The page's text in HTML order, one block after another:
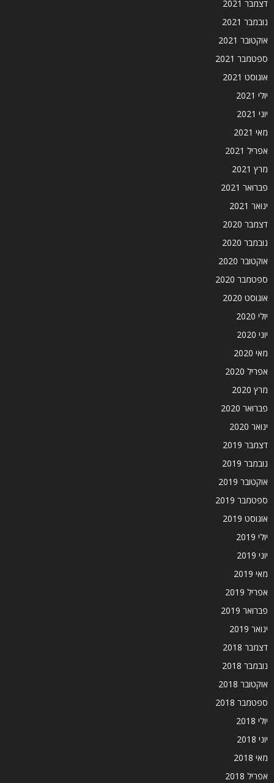
דצמבר 2021
נובמבר 2021
אוקטובר 2021
ספטמבר 2021
אוגוסט 2021
יולי 2021
יוני 2021
מאי 2021
אפריל 2021
מרץ 2021
פברואר 2021
ינואר 2021
דצמבר 2020
נובמבר 2020
אוקטובר 2020
ספטמבר 2020
אוגוסט 2020
יולי 2020
יוני 2020
מאי 2020
אפריל 2020
מרץ 2020
פברואר 2020
ינואר 2020
דצמבר 2019
נובמבר 2019
אוקטובר 2019
ספטמבר 2019
אוגוסט 2019
יולי 2019
יוני 2019
מאי 2019
אפריל 2019
פברואר 2019
ינואר 2019
דצמבר 2018
נובמבר 2018
אוקטובר 2018
ספטמבר 2018
יולי 2018
יוני 2018
מאי 2018
אפריל 2018